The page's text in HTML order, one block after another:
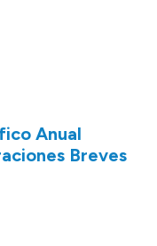
Anual
Breves